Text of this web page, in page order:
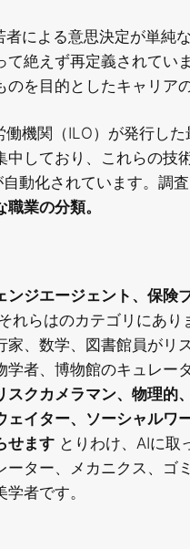
による意思決定が単純
絶えず再定義されてい
を目的としたキャリア
機関（ILO）が発行し
しており、これらの技
動化されています。調
業の分類。
ジエージェント、保険
れらはのカテゴリにあり
、数学、図書館員がリ
者、博物館のキュレー
スクカメラマン、物理的
イター、ソーシャルワ
せます とりわけ、AIに取
ター、メカニクス、ゴ
者です。